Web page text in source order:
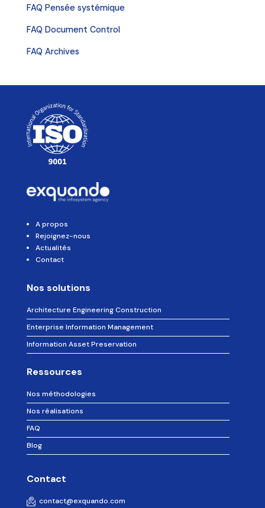
FAQ Pensée systémique
FAQ Document Control
FAQ Archives
A propos
Rejoignez-nous
Actualités
Contact
Nos solutions
Architecture Engineering Construction
Enterprise Information Management
Information Asset Preservation
Ressources
Nos méthodologies
Nos réalisations
FAQ
Blog
Contact
contact@exquando.com